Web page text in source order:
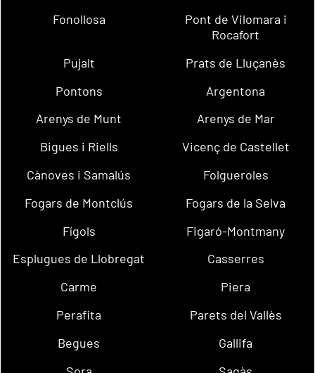
Fonollosa
Pont de Vilomara i
Rocafort
Pujalt
Prats de Lluçanès
Pontons
Argentona
Arenys de Munt
Arenys de Mar
Bigues i Riells
Vicenç de Castellet
Cànoves i Samalús
Folgueroles
Fogars de Montclús
Fogars de la Selva
Fígols
Figaró-Montmany
Esplugues de Llobregat
Casserres
Carme
Piera
Perafita
Parets del Vallès
Begues
Gallifa